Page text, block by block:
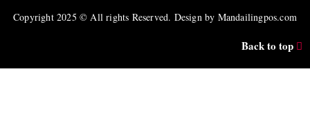
Copyright 2025 © All rights Reserved. Design by Mandailingpos.com
Back to top